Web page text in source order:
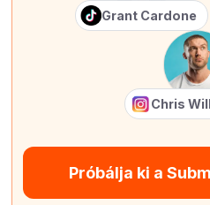
Grant Cardone
Chris
Próbálja ki a